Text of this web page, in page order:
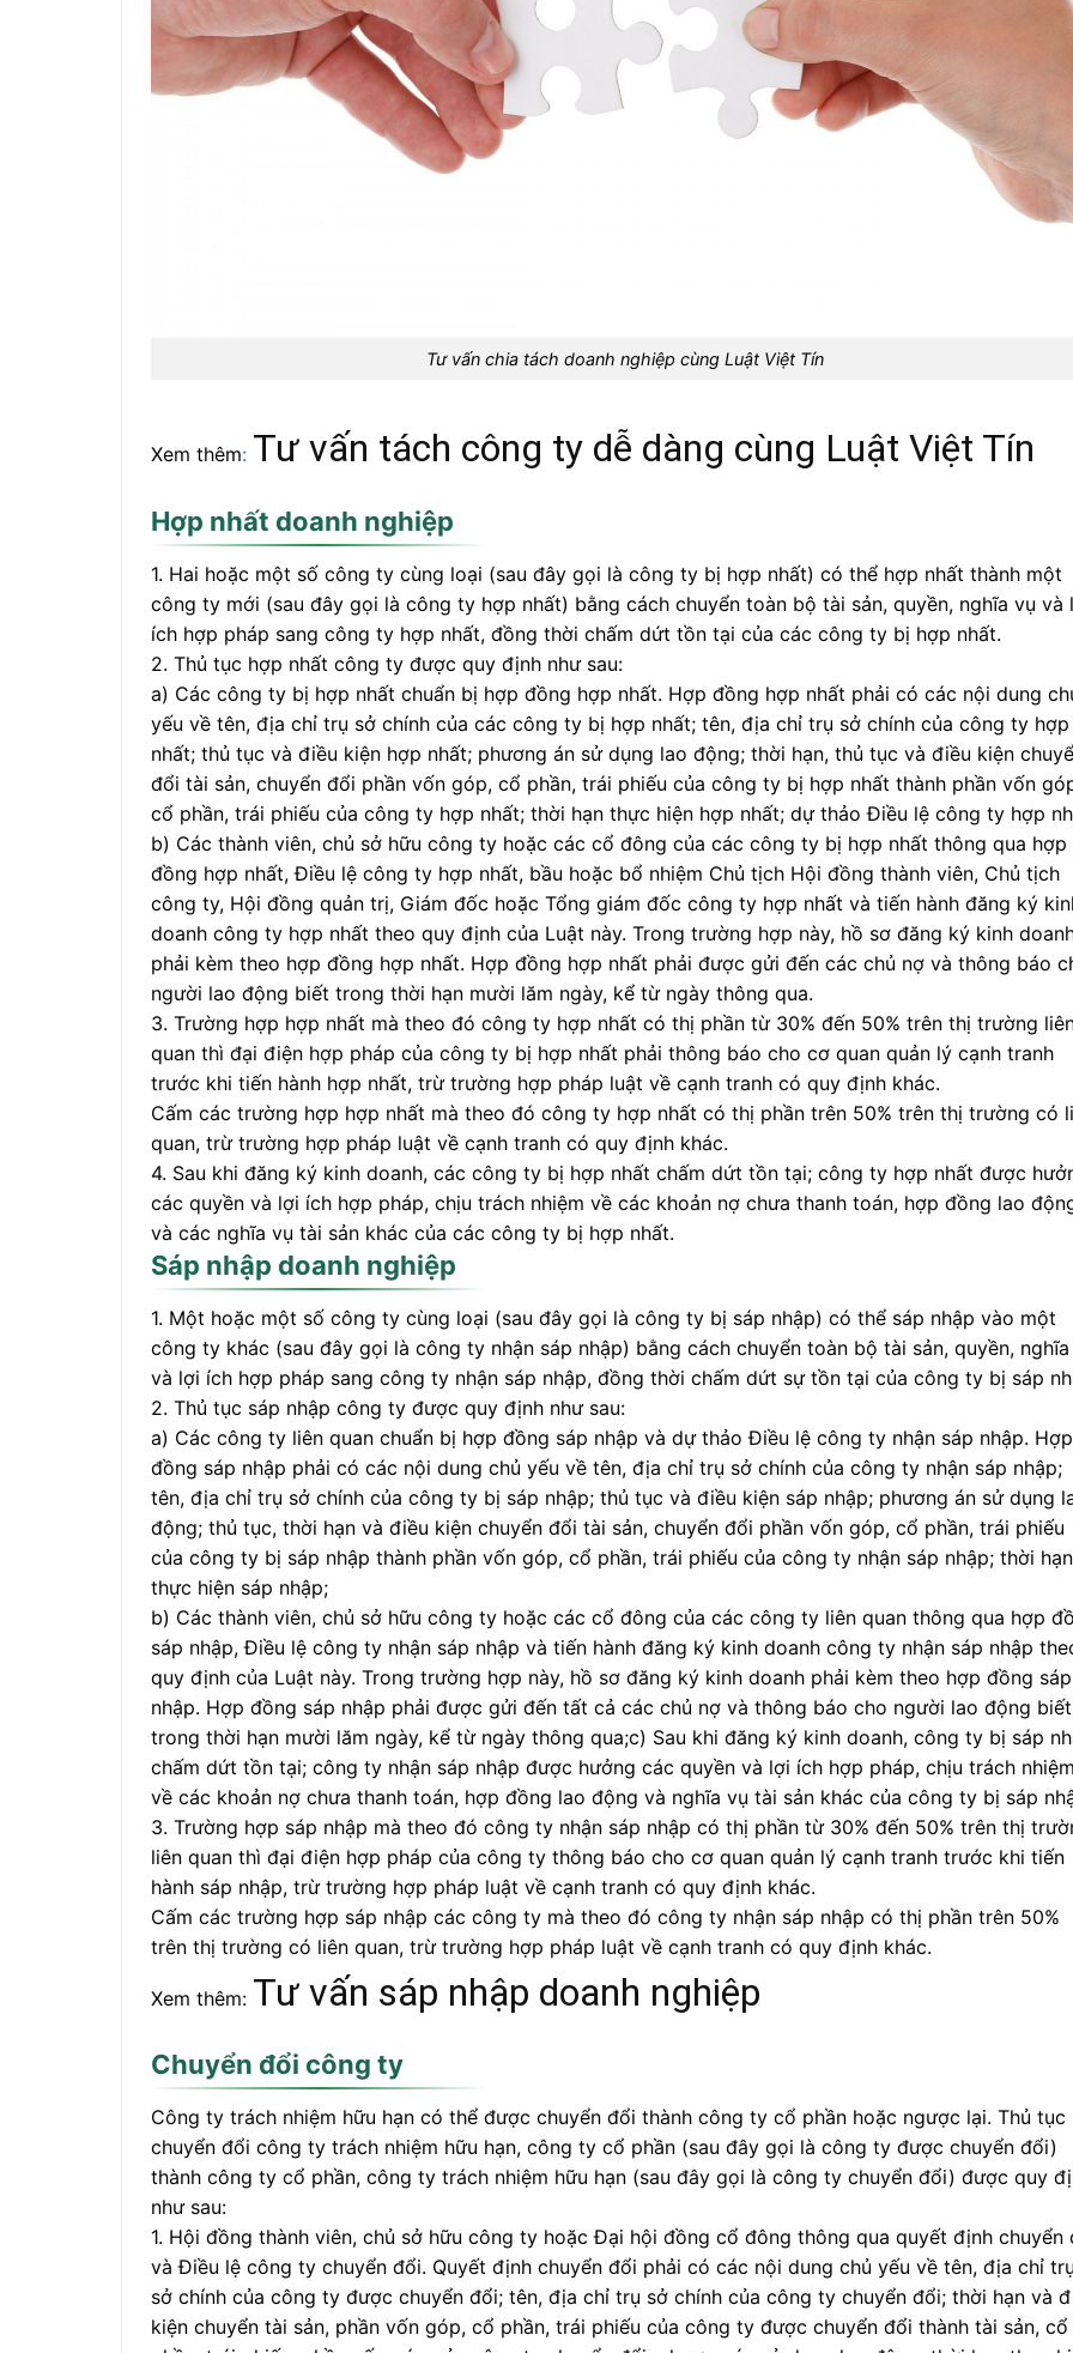
Tư vấn chia tách doanh nghiệp cùng Luật Việt Tín
Xem thêm: Tư vấn tách công ty dễ dàng cùng Luật Việt Tín
Hợp nhất doanh nghiệp
1. Hai hoặc một số công ty cùng loại (sau đây gọi là công ty bị hợp nhất) có thể hợp nhất thành một
công ty mới (sau đây gọi là công ty hợp nhất) bằng cách chuyển toàn bộ tài sản, quyền, nghĩa vụ và
ích hợp pháp sang công ty hợp nhất, đồng thời chấm dứt tồn tại của các công ty bị hợp nhất.
2. Thủ tục hợp nhất công ty được quy định như sau:
a) Các công ty bị hợp nhất chuẩn bị hợp đồng hợp nhất. Hợp đồng hợp nhất phải có các nội dung
yếu về tên, địa chỉ trụ sở chính của các công ty bị hợp nhất; tên, địa chỉ trụ sở chính của công ty hợp
nhất; thủ tục và điều kiện hợp nhất; phương án sử dụng lao động; thời hạn, thủ tục và điều kiện
đổi tài sản, chuyển đổi phần vốn góp, cổ phần, trái phiếu của công ty bị hợp nhất thành phần vốn
cổ phần, trái phiếu của công ty hợp nhất; thời hạn thực hiện hợp nhất; dự thảo Điều lệ công ty hợp
b) Các thành viên, chủ sở hữu công ty hoặc các cổ đông của các công ty bị hợp nhất thông qua hợp
đồng hợp nhất, Điều lệ công ty hợp nhất, bầu hoặc bổ nhiệm Chủ tịch Hội đồng thành viên, Chủ tịch
công ty, Hội đồng quản trị, Giám đốc hoặc Tổng giám đốc công ty hợp nhất và tiến hành đăng ký
doanh công ty hợp nhất theo quy định của Luật này. Trong trường hợp này, hồ sơ đăng ký kinh
phải kèm theo hợp đồng hợp nhất. Hợp đồng hợp nhất phải được gửi đến các chủ nợ và thông báo
người lao động biết trong thời hạn mười lăm ngày, kể từ ngày thông qua.
3. Trường hợp hợp nhất mà theo đó công ty hợp nhất có thị phần từ 30% đến 50% trên thị trường
quan thì đại điện hợp pháp của công ty bị hợp nhất phải thông báo cho cơ quan quản lý cạnh tranh
trước khi tiến hành hợp nhất, trừ trường hợp pháp luật về cạnh tranh có quy định khác.
Cấm các trường hợp hợp nhất mà theo đó công ty hợp nhất có thị phần trên 50% trên thị trường có
quan, trừ trường hợp pháp luật về cạnh tranh có quy định khác.
4. Sau khi đăng ký kinh doanh, các công ty bị hợp nhất chấm dứt tồn tại; công ty hợp nhất được
các quyền và lợi ích hợp pháp, chịu trách nhiệm về các khoản nợ chưa thanh toán, hợp đồng lao
và các nghĩa vụ tài sản khác của các công ty bị hợp nhất.
Sáp nhập doanh nghiệp
1. Một hoặc một số công ty cùng loại (sau đây gọi là công ty bị sáp nhập) có thể sáp nhập vào một
công ty khác (sau đây gọi là công ty nhận sáp nhập) bằng cách chuyển toàn bộ tài sản, quyền,
và lợi ích hợp pháp sang công ty nhận sáp nhập, đồng thời chấm dứt sự tồn tại của công ty bị sáp
2. Thủ tục sáp nhập công ty được quy định như sau:
a) Các công ty liên quan chuẩn bị hợp đồng sáp nhập và dự thảo Điều lệ công ty nhận sáp nhập. Hợp
đồng sáp nhập phải có các nội dung chủ yếu về tên, địa chỉ trụ sở chính của công ty nhận sáp nhập;
tên, địa chỉ trụ sở chính của công ty bị sáp nhập; thủ tục và điều kiện sáp nhập; phương án sử dụng
động; thủ tục, thời hạn và điều kiện chuyển đổi tài sản, chuyển đổi phần vốn góp, cổ phần, trái phiếu
của công ty bị sáp nhập thành phần vốn góp, cổ phần, trái phiếu của công ty nhận sáp nhập; thời hạn
thực hiện sáp nhập;
b) Các thành viên, chủ sở hữu công ty hoặc các cổ đông của các công ty liên quan thông qua hợp
sáp nhập, Điều lệ công ty nhận sáp nhập và tiến hành đăng ký kinh doanh công ty nhận sáp nhập
quy định của Luật này. Trong trường hợp này, hồ sơ đăng ký kinh doanh phải kèm theo hợp đồng sáp
nhập. Hợp đồng sáp nhập phải được gửi đến tất cả các chủ nợ và thông báo cho người lao động biết
trong thời hạn mười lăm ngày, kể từ ngày thông qua;c) Sau khi đăng ký kinh doanh, công ty bị sáp
chấm dứt tồn tại; công ty nhận sáp nhập được hưởng các quyền và lợi ích hợp pháp, chịu trách
về các khoản nợ chưa thanh toán, hợp đồng lao động và nghĩa vụ tài sản khác của công ty bị sáp
3. Trường hợp sáp nhập mà theo đó công ty nhận sáp nhập có thị phần từ 30% đến 50% trên thị
liên quan thì đại điện hợp pháp của công ty thông báo cho cơ quan quản lý cạnh tranh trước khi tiến
hành sáp nhập, trừ trường hợp pháp luật về cạnh tranh có quy định khác.
Cấm các trường hợp sáp nhập các công ty mà theo đó công ty nhận sáp nhập có thị phần trên 50%
trên thị trường có liên quan, trừ trường hợp pháp luật về cạnh tranh có quy định khác.
Xem thêm: Tư vấn sáp nhập doanh nghiệp
Chuyển đổi công ty
Công ty trách nhiệm hữu hạn có thể được chuyển đổi thành công ty cổ phần hoặc ngược lại. Thủ tục
chuyển đổi công ty trách nhiệm hữu hạn, công ty cổ phần (sau đây gọi là công ty được chuyển đổi)
thành công ty cổ phần, công ty trách nhiệm hữu hạn (sau đây gọi là công ty chuyển đổi) được quy
như sau:
1. Hội đồng thành viên, chủ sở hữu công ty hoặc Đại hội đồng cổ đông thông qua quyết định chuyển
và Điều lệ công ty chuyển đổi. Quyết định chuyển đổi phải có các nội dung chủ yếu về tên, địa chỉ
sở chính của công ty được chuyển đổi; tên, địa chỉ trụ sở chính của công ty chuyển đổi; thời hạn và
kiện chuyển tài sản, phần vốn góp, cổ phần, trái phiếu của công ty được chuyển đổi thành tài sản, cổ